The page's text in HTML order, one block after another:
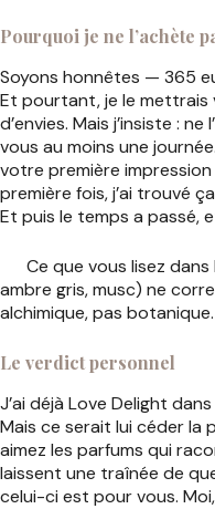
Pourquoi je ne l’achète
Soyons honnêtes — 365
Et pourtant, je le mettrais
d’envies. Mais j’insiste :
vous au moins une
votre première
première fois, j’ai trouvé
Et puis le temps a passé,
Ce que vous lisez
ambre gris, musc) ne
alchimique, pas botanique.
Le verdict personnel
J’ai déjà Love Delight
Mais ce serait lui céder la
aimez les parfums qui
laissent une traînée de
celui-ci est pour vous.